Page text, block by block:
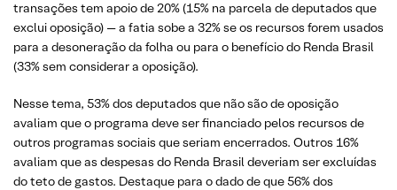
transações tem apoio de 20% (15% na parcela de deputados que
exclui oposição) — a fatia sobe a 32% se os recursos forem usados
para a desoneração da folha ou para o benefício do Renda Brasil
(33% sem considerar a oposição).
Nesse tema, 53% dos deputados que não são de oposição
avaliam que o programa deve ser financiado pelos recursos de
outros programas sociais que seriam encerrados. Outros 16%
avaliam que as despesas do Renda Brasil deveriam ser excluídas
do teto de gastos. Destaque para o dado de que 56% dos